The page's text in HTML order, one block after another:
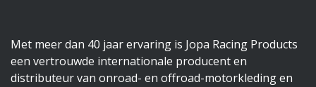
Met meer dan 40 jaar ervaring is Jopa Racing Products
een vertrouwde internationale producent en
distributeur van onroad- en offroad-motorkleding en